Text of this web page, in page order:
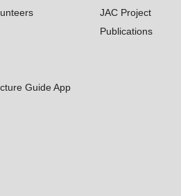
Guide App
JAC Project
Publications